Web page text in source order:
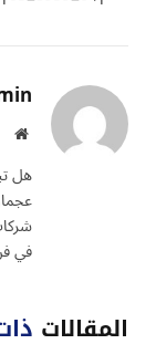
هل
في
المقالات